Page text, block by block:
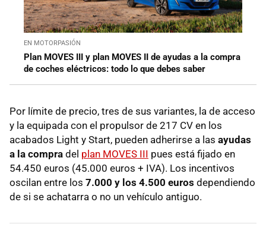
EN MOTORPASIÓN
Plan MOVES III y plan MOVES II de ayudas a la compra
de coches eléctricos: todo lo que debes saber
Por límite de precio, tres de sus variantes, la de acceso
y la equipada con el propulsor de 217 CV en los
acabados Light y Start, pueden adherirse a las ayudas
a la compra del plan MOVES III pues está fijado en
54.450 euros (45.000 euros + IVA). Los incentivos
oscilan entre los 7.000 y los 4.500 euros dependiendo
de si se achatarra o no un vehículo antiguo.